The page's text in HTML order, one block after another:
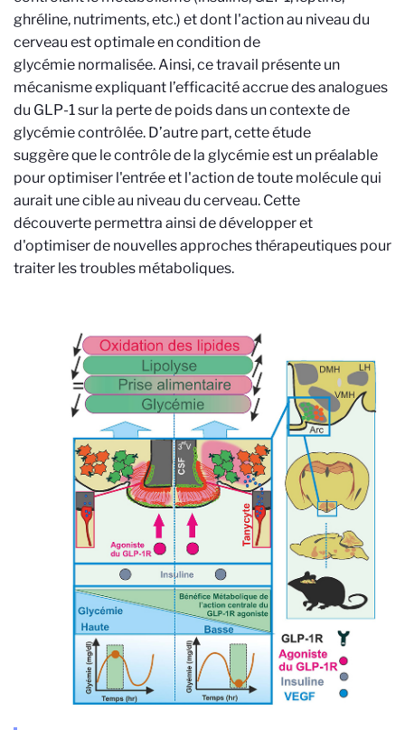
ghréline, nutriments, etc.) et dont l'action au niveau du
cerveau est optimale en condition de
glycémie normalisée. Ainsi, ce travail présente un
mécanisme expliquant l’efficacité accrue des analogues
du GLP-1 sur la perte de poids dans un contexte de
glycémie contrôlée. D’autre part, cette étude
suggère que le contrôle de la glycémie est un préalable
pour optimiser l'entrée et l'action de toute molécule qui
aurait une cible au niveau du cerveau. Cette
découverte permettra ainsi de développer et
d'optimiser de nouvelles approches thérapeutiques pour
traiter les troubles métaboliques.